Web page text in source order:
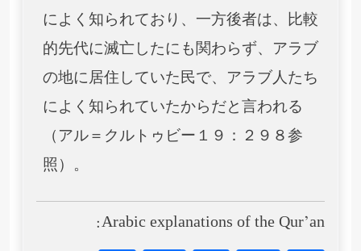
によく知られており、一方後者は、比較
的先代に滅亡したにも関わらず、アラブ
の地に居住していた民で、アラブ人たち
によく知られていたからだと言われる
（アル＝クルトゥビー１９：２９８参
照）。
Arabic explanations of the Qur’an: